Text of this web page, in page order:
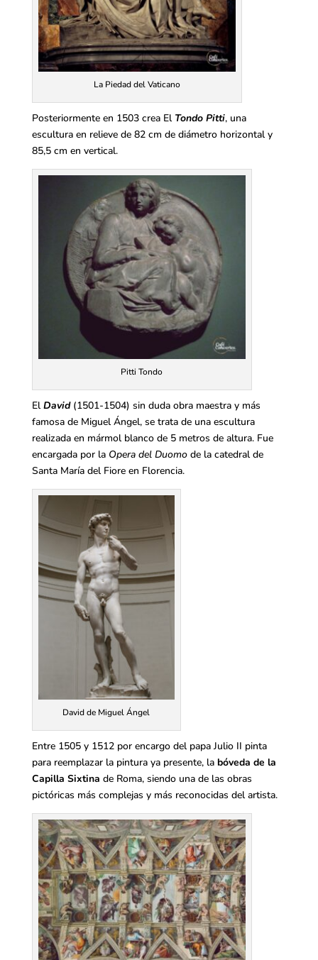
La Piedad del Vaticano
Posteriormente en 1503 crea El Tondo Pitti, una
escultura en relieve de 82 cm de diámetro horizontal y
85,5 cm en vertical.
Pitti Tondo
ElDavid(1501-1504) sin duda obra maestra y más
famosa de Miguel Ángel, se trata de una escultura
realizada en mármol blanco de 5 metros de altura. Fue
encargada por la Opera del Duomode la catedral de
Santa María del Fiore en Florencia.
David de Miguel Ángel
Entre 1505 y 1512 por encargo del papa Julio II pinta
para reemplazar la pintura ya presente, la bóveda de la
Capilla Sixtina de Roma, siendo una de las obras
pictóricas más complejas y más reconocidas del artista.